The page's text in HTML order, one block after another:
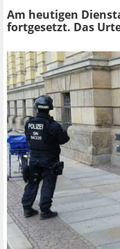
Am heutigen
fortgesetzt. Das